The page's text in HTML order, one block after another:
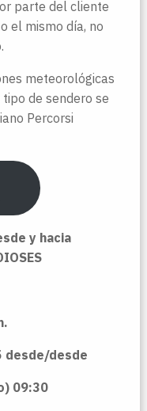
parte del cliente
el mismo día, no
meteorológicas
de sendero se
Percorsi
y hacia
desde/desde
09:30